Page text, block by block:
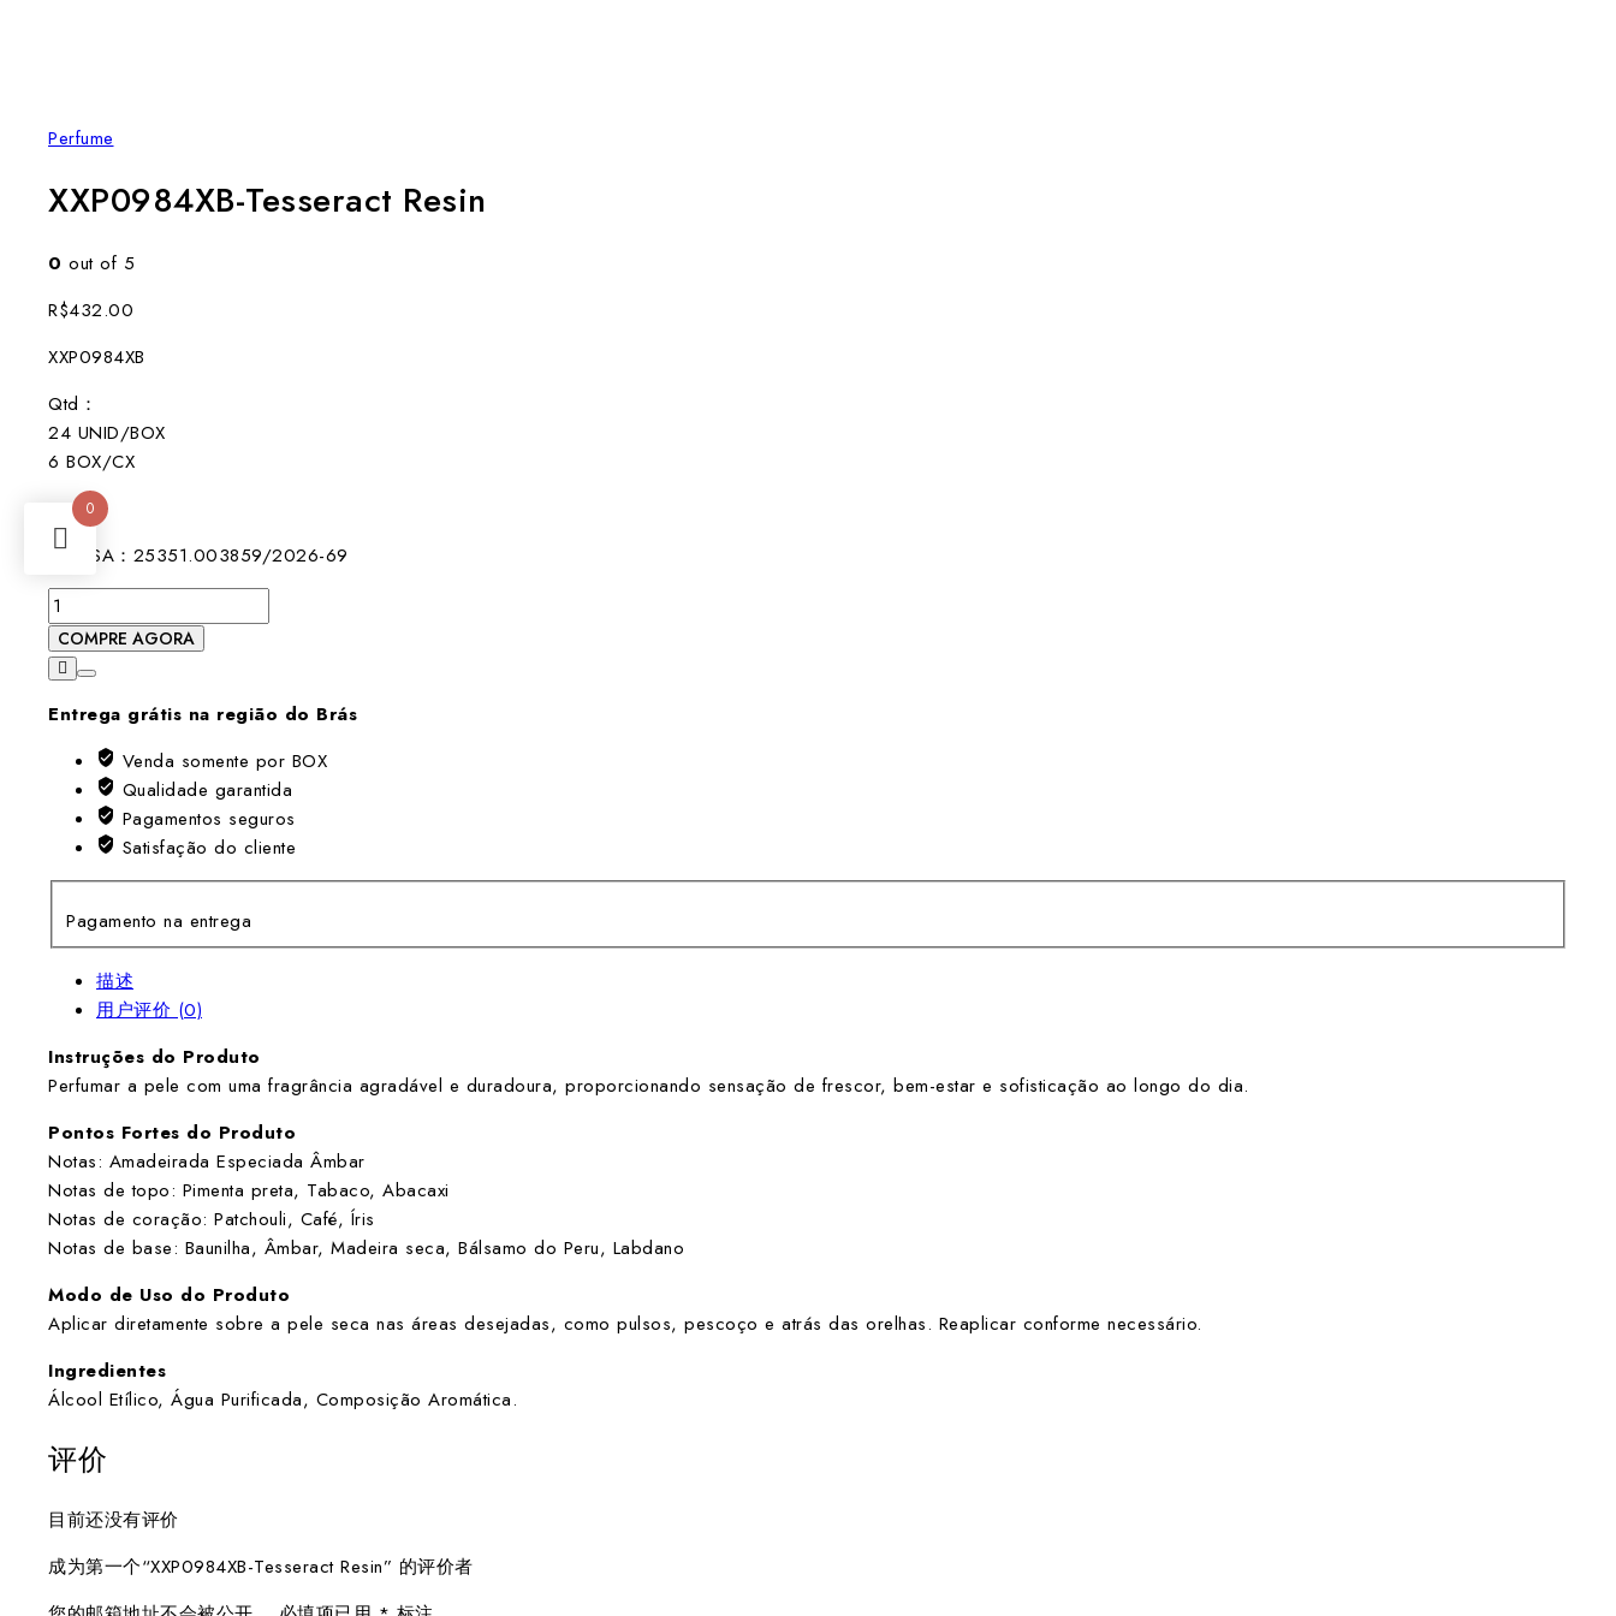
Perfume
XXP0984XB-Tesseract Resin
0 out of 5
R$432.00
XXP0984XB
Qtd：
24 UNID/BOX
6 BOX/CX
30ml
ANVISA：25351.003859/2026-69
XXP0984XB-
Tesseract
Resin
数
量
COMPRE AGORA
Entrega grátis na região do Brás
Venda somente por BOX
Qualidade garantida
Pagamentos seguros
Satisfação do cliente
Pagamento na entrega
描述
用户评价 (0)
Instruções do Produto
Perfumar a pele com uma fragrância agradável e duradoura, proporcionando sensação de frescor, bem-estar e sofisticação ao longo do dia.
Pontos Fortes do Produto
Notas: Amadeirada Especiada Âmbar
Notas de topo: Pimenta preta, Tabaco, Abacaxi
Notas de coração: Patchouli, Café, Íris
Notas de base: Baunilha, Âmbar, Madeira seca, Bálsamo do Peru, Labdano
Modo de Uso do Produto
Aplicar diretamente sobre a pele seca nas áreas desejadas, como pulsos, pescoço e atrás das orelhas. Reaplicar conforme necessário.
Ingredientes
Álcool Etílico, Água Purificada, Composição Aromática.
评价
目前还没有评价
成为第一个“XXP0984XB-Tesseract Resin” 的评价者
0